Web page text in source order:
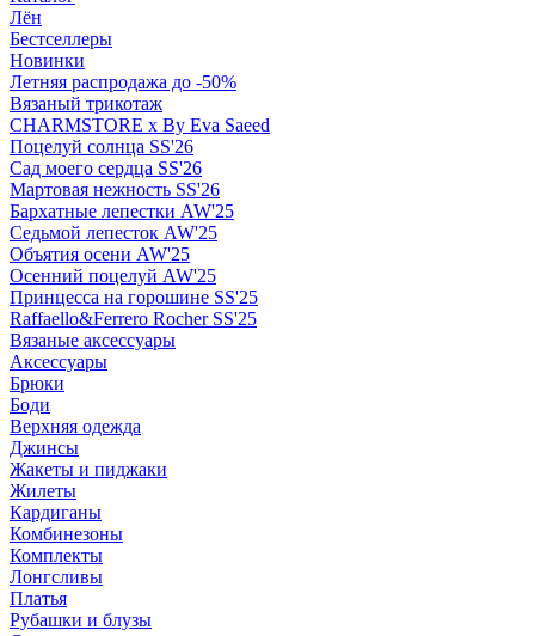
Лён
Бестселлеры
Новинки
Летняя распродажа до -50%
Вязаный трикотаж
CHARMSTORE х By Eva Saeed
Поцелуй солнца SS'26
Сад моего сердца SS'26
Мартовая нежность SS'26
Бархатные лепестки AW'25
Седьмой лепесток AW'25
Объятия осени AW'25
Осенний поцелуй AW'25
Принцесса на горошине SS'25
Raffaello&Ferrero Rocher SS'25
Вязаные аксессуары
Аксессуары
Брюки
Боди
Верхняя одежда
Джинсы
Жакеты и пиджаки
Жилеты
Кардиганы
Комбинезоны
Комплекты
Лонгсливы
Платья
Рубашки и блузы